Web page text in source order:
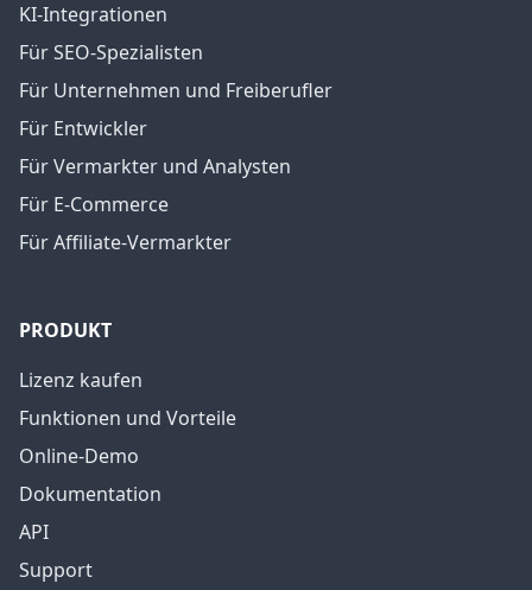
KI-Integrationen
Für SEO-Spezialisten
Für Unternehmen und Freiberufler
Für Entwickler
Für Vermarkter und Analysten
Für E-Commerce
Für Affiliate-Vermarkter
PRODUKT
Lizenz kaufen
Funktionen und Vorteile
Online-Demo
Dokumentation
API
Support